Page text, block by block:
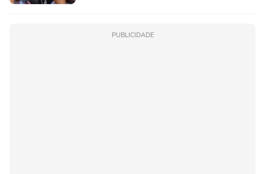
PUBLICIDADE